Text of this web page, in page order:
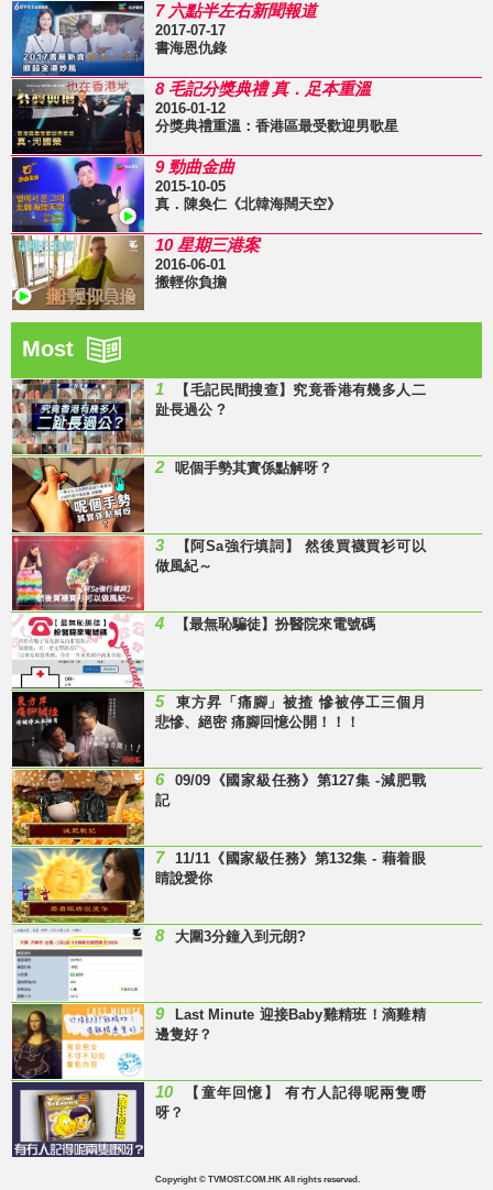
7 六點半左右新聞報道
2017-07-17
書海恩仇錄
8 毛記分獎典禮 真．足本重溫
2016-01-12
分獎典禮重溫：香港區最受歡迎男歌星
9 勁曲金曲
2015-10-05
真．陳奐仁《北韓海闊天空》
10 星期三港案
2016-06-01
搬輕你負擔
Most
1
【毛記民間搜查】究竟香港有幾多人二
趾長過公 ?
2 呢個手勢其實係點解呀？
3
【阿Sa強行填詞】 然後買襪買衫可以
做風紀～
4 【最無恥騙徒】扮醫院來電號碼
5
東方昇「痛腳」被揸 慘被停工三個月
悲慘、絕密 痛腳回憶公開！！！
6
09/09《國家級任務》第127集 -減肥戰
記
7
11/11《國家級任務》第132集 - 藉着眼
睛說愛你
8 大圍3分鐘入到元朗?
9
Last Minute 迎接Baby雞精班！滴雞精
邊隻好？
10
【童年回憶】 有冇人記得呢兩隻嘢
呀？
Copyright © TVMOST.COM.HK All rights reserved.